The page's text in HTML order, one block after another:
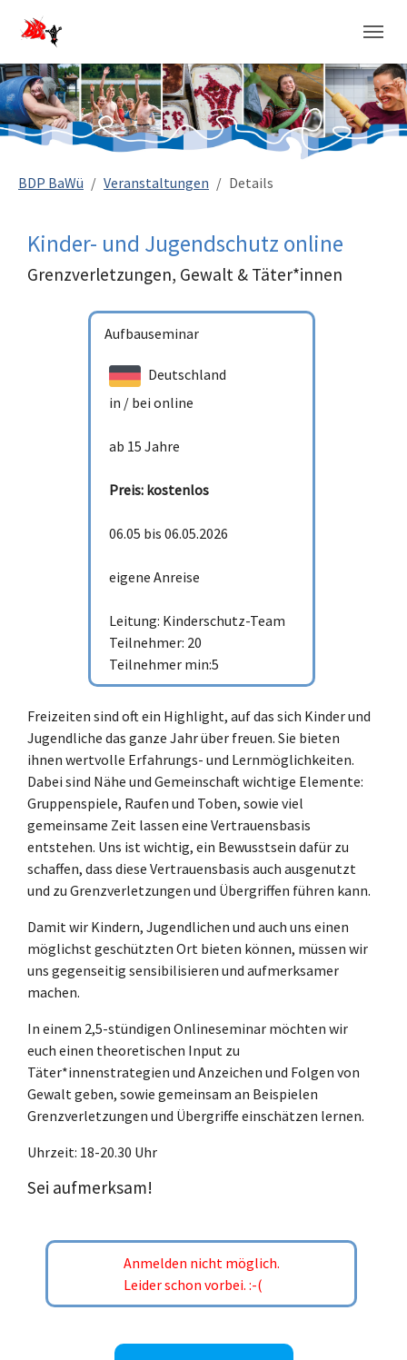
BDP BaWü Veranstaltungen Details
Kinder- und Jugendschutz online
Grenzverletzungen, Gewalt & Täter*innen
Aufbauseminar
Deutschland
in / bei online
ab 15 Jahre
Preis: kostenlos
06.05 bis 06.05.2026
eigene Anreise
Leitung: Kinderschutz-Team
Teilnehmer: 20
Teilnehmer min:5
Freizeiten sind oft ein Highlight, auf das sich Kinder und
Jugendliche das ganze Jahr über freuen. Sie bieten
ihnen wertvolle Erfahrungs- und Lernmöglichkeiten.
Dabei sind Nähe und Gemeinschaft wichtige Elemente:
Gruppenspiele, Raufen und Toben, sowie viel
gemeinsame Zeit lassen eine Vertrauensbasis
entstehen. Uns ist wichtig, ein Bewusstsein dafür zu
schaffen, dass diese Vertrauensbasis auch ausgenutzt
und zu Grenzverletzungen und Übergriffen führen kann.
Damit wir Kindern, Jugendlichen und auch uns einen
möglichst geschützten Ort bieten können, müssen wir
uns gegenseitig sensibilisieren und aufmerksamer
machen.
In einem 2,5-stündigen Onlineseminar möchten wir
euch einen theoretischen Input zu
Täter*innenstrategien und Anzeichen und Folgen von
Gewalt geben, sowie gemeinsam an Beispielen
Grenzverletzungen und Übergriffe einschätzen lernen.
Uhrzeit: 18-20.30 Uhr
Sei aufmerksam!
Anmelden nicht möglich.
Leider schon vorbei. :-(